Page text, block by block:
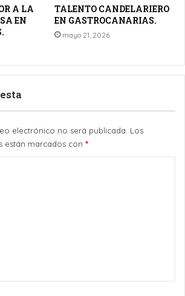
A LA
EN
TALENTO CANDELARIERO
EN GASTROCANARIAS.
mayo 21, 2026
electrónico no será publicada. Los
están marcados con *